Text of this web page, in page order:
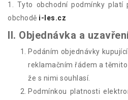
1. Tyto obchodní podmínky platí
obchodě i-les.cz
II. Objednávka a
Podáním objednávky
reklamačním řádem a
že s nimi souhlasí.
Podmínkou platnosti